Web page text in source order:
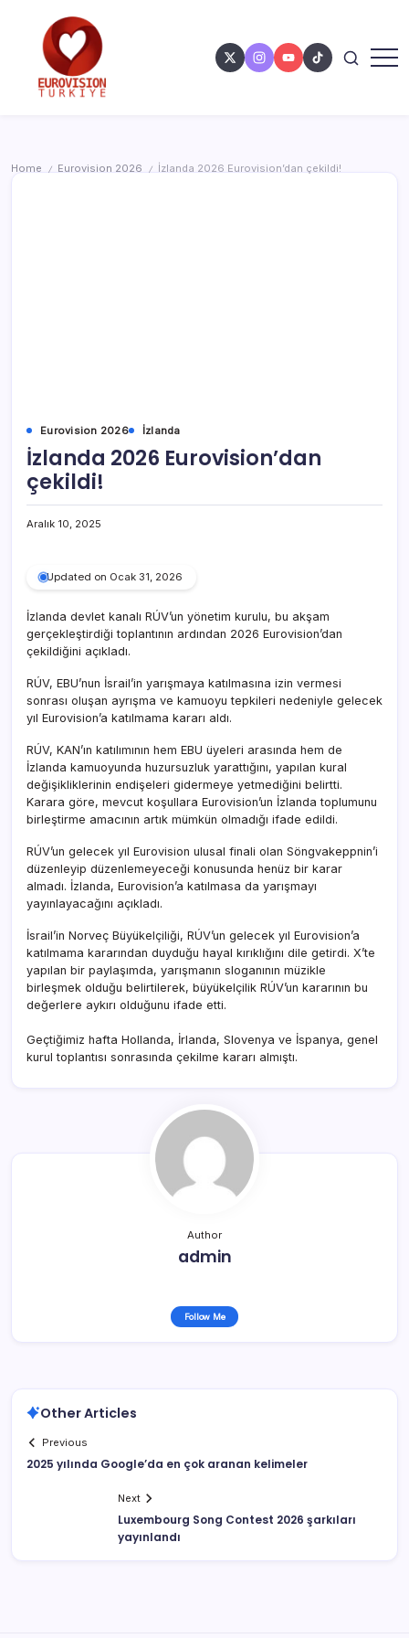
Home / Eurovision 2026 / İzlanda 2026 Eurovision’dan çekildi!
Eurovision 2026 İzlanda
İzlanda 2026 Eurovision’dan
çekildi!
Aralık 10, 2025
Updated on Ocak 31, 2026
İzlanda devlet kanalı RÚV’un yönetim kurulu, bu akşam
gerçekleştirdiği toplantının ardından 2026 Eurovision’dan
çekildiğini açıkladı.
RÚV, EBU’nun İsrail’in yarışmaya katılmasına izin vermesi
sonrası oluşan ayrışma ve kamuoyu tepkileri nedeniyle gelecek
yıl Eurovision’a katılmama kararı aldı.
RÚV, KAN’ın katılımının hem EBU üyeleri arasında hem de
İzlanda kamuoyunda huzursuzluk yarattığını, yapılan kural
değişikliklerinin endişeleri gidermeye yetmediğini belirtti.
Karara göre, mevcut koşullara Eurovision’un İzlanda toplumunu
birleştirme amacının artık mümkün olmadığı ifade edildi.
RÚV’un gelecek yıl Eurovision ulusal finali olan Söngvakeppnin’i
düzenleyip düzenlemeyeceği konusunda henüz bir karar
almadı. İzlanda, Eurovision’a katılmasa da yarışmayı
yayınlayacağını açıkladı.
İsrail’in Norveç Büyükelçiliği, RÚV’un gelecek yıl Eurovision’a
katılmama kararından duyduğu hayal kırıklığını dile getirdi. X’te
yapılan bir paylaşımda, yarışmanın sloganının müzikle
birleşmek olduğu belirtilerek, büyükelçilik RÚV’un kararının bu
değerlere aykırı olduğunu ifade etti.
Geçtiğimiz hafta Hollanda, İrlanda, Slovenya ve İspanya, genel
kurul toplantısı sonrasında çekilme kararı almıştı.
Author
admin
Follow Me
Other Articles
Previous
2025 yılında Google’da en çok aranan kelimeler
Next
Luxembourg Song Contest 2026 şarkıları
yayınlandı